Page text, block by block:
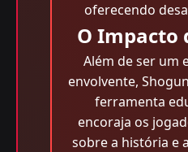
oferecendo
O Impacto
Além de ser um
envolvente,
ferramenta
encoraja os
sobre a história e